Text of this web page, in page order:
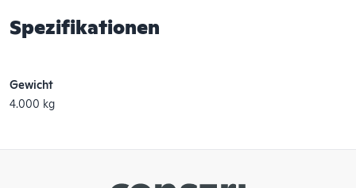
Spezifikationen
Gewicht
4.000 kg